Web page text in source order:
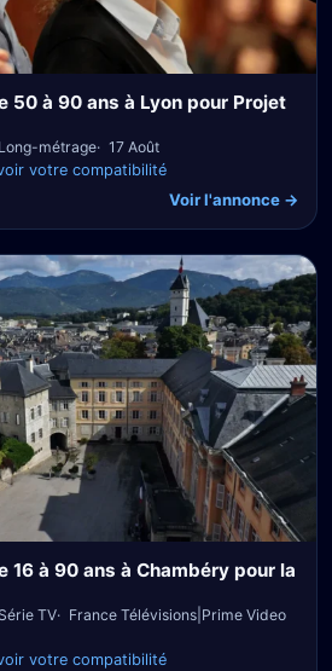
50 à 90 ans à Lyon pour Projet
Long-métrage
17 Août
votre compatibilité
Voir l'annonce →
à 90 ans à Chambéry pour la
Série TV
France Télévisions|Prime Video
votre compatibilité